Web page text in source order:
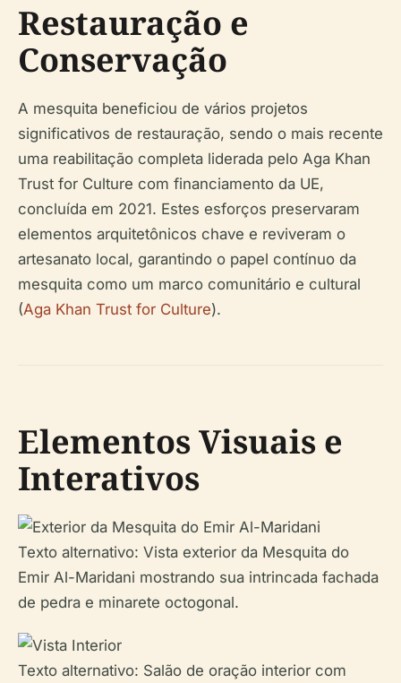
Restauração e
Conservação
A mesquita beneficiou de vários projetos
significativos de restauração, sendo o mais recente
uma reabilitação completa liderada pelo Aga Khan
Trust for Culture com financiamento da UE,
concluída em 2021. Estes esforços preservaram
elementos arquitetônicos chave e reviveram o
artesanato local, garantindo o papel contínuo da
mesquita como um marco comunitário e cultural
(Aga Khan Trust for Culture).
Elementos Visuais e
Interativos
Texto alternativo: Vista exterior da Mesquita do
Emir Al-Maridani mostrando sua intrincada fachada
de pedra e minarete octogonal.
Texto alternativo: Salão de oração interior com